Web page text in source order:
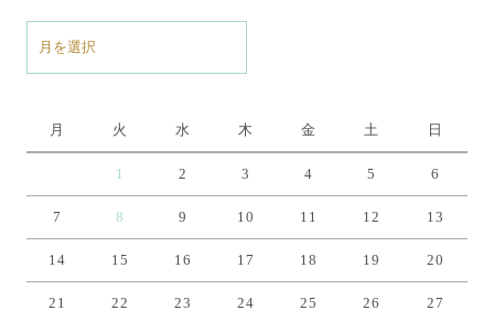
月 火 水 木 金 土 日
1 2 3 4 5 6
7 8 9 10 11 12 13
14 15 16 17 18 19 20
21 22 23 24 25 26 27